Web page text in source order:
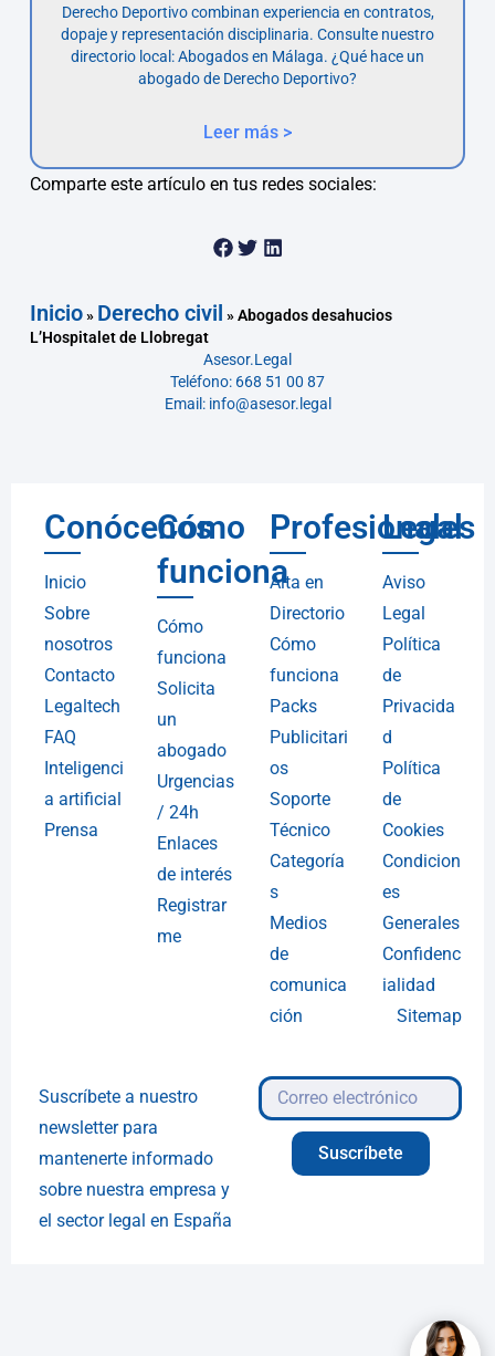
Derecho Deportivo combinan experiencia en contratos,
dopaje y representación disciplinaria. Consulte nuestro
directorio local: Abogados en Málaga. ¿Qué hace un
abogado de Derecho Deportivo?
Leer más >
Comparte este artículo en tus redes sociales:
Inicio» Derecho civil »Abogados desahucios
L’Hospitalet de Llobregat
Asesor.Legal
Teléfono: 668 51 00 87
Email: info@asesor.legal
Conócenos
Inicio
Sobre
nosotros
Contacto
Legaltech
FAQ
Inteligenci
a artificial
Prensa
Cómo
funciona
Cómo
funciona
Solicita
un
abogado
Urgencias
/ 24h
Enlaces
de interés
Registrar
me
Profesionales
Alta en
Directorio
Cómo
funciona
Packs
Publicitari
os
Soporte
Técnico
Categoría
s
Medios
de
comunica
ción
Legal
Aviso
Legal
Política
de
Privacida
d
Política
de
Cookies
Condicion
es
Generales
Confidenc
ialidad
Sitemap
Suscríbete a nuestro
newsletter para
mantenerte informado
sobre nuestra empresa y
el sector legal en España
Suscríbete